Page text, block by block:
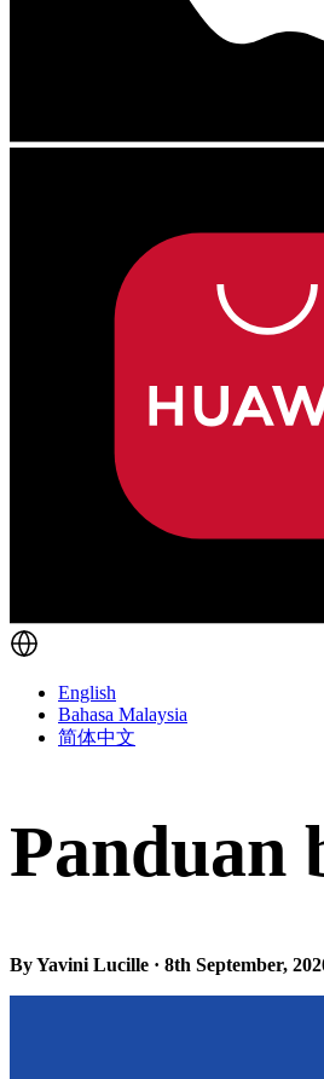
English
Bahasa Malaysia
简体中文
Panduan
By Yavini Lucille · 8th September,